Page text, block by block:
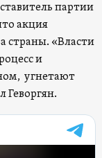
партии
акция
страны. «Власти
и
угнетают
Геворгян.